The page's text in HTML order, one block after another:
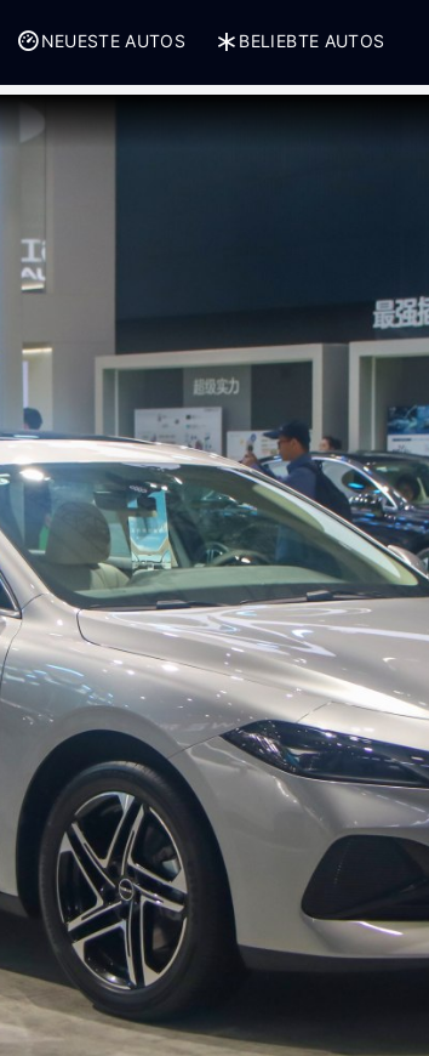
NEUESTE AUTOS BELIEBTE AUTOS